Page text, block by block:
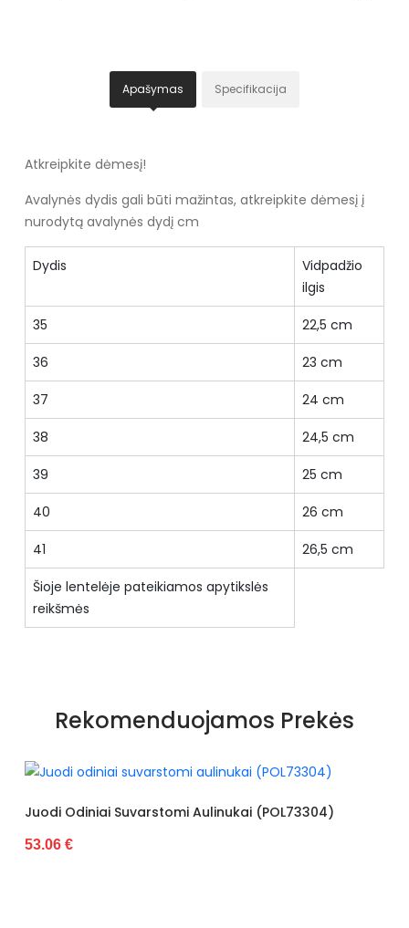
Apašymas Specifikacija
Atkreipkite dėmesį!
Avalynės dydis gali būti mažintas, atkreipkite dėmesį į
nurodytą avalynės dydį cm
Dydis
Vidpadžio
ilgis
35 22,5 cm
36 23 cm
37 24 cm
38 24,5 cm
39 25 cm
40 26 cm
41 26,5 cm
Šioje lentelėje pateikiamos apytikslės
reikšmės
Kulno aukštis 5cm - 8cm
Kulno tipas ploksčias
Užsegimo tipas
Rekomenduojamos Prekės
Juodi Odiniai Suvarstomi Aulinukai (POL73304)
53.06 €